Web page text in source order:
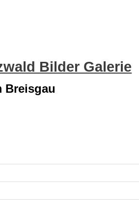
Bilder Galerie
Breisgau